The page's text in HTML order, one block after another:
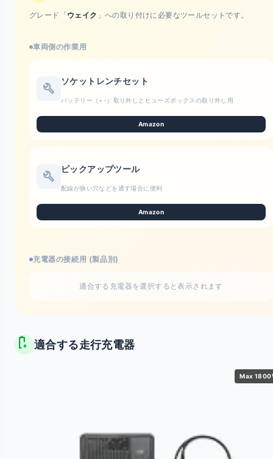
グレード「ウェイク 」への取り付けに必要なツールセットです。
車両側の作業用
build ソケットレンチセット
バッテリー（+-）取り外しとヒューズボックスの取り外し用
Amazon
build ピックアップツール
配線が狭い穴などを通す場合に便利
Amazon
充電器の接続用 (製品別)
適合する充電器を選択すると表示されます
battery_charging_full 適合する走行充電器
Max